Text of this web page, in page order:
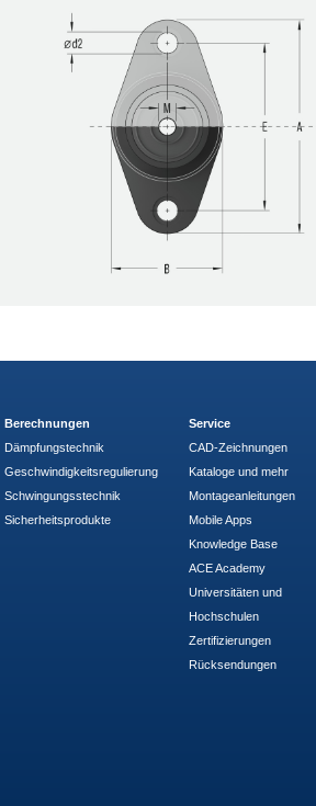
Berechnungen
Dämpfungstechnik
Geschwindigkeitsregulierung
Schwingungsstechnik
Sicherheitsprodukte
Service
CAD-Zeichnungen
Kataloge und mehr
Montageanleitungen
Mobile Apps
Knowledge Base
ACE Academy
Universitäten und
Hochschulen
Zertifizierungen
Rücksendungen